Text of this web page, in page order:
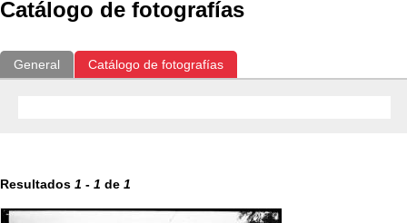
Catálogo de fotografías
General Catálogo de fotografías
Resultados 1 - 1 de 1